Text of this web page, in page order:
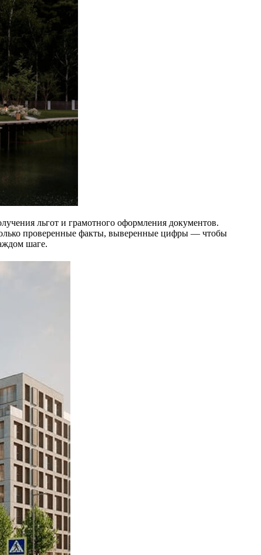
льгот и грамотного оформления документов.
проверенные факты, выверенные цифры — чтобы
шаге.